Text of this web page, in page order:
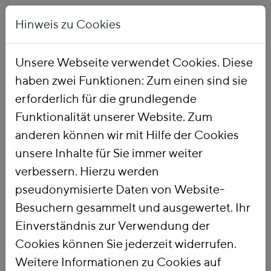
Startseite Publikationen
Titel
Reform der
Begünstigung der
Industrie bei der
Hinweis zu Cookies
Unsere Webseite verwendet Cookies. Diese
haben zwei Funktionen: Zum einen sind sie
erforderlich für die grundlegende
Funktionalität unserer Website. Zum
anderen können wir mit Hilfe der Cookies
unsere Inhalte für Sie immer weiter
verbessern. Hierzu werden
pseudonymisierte Daten von Website-
Besuchern gesammelt und ausgewertet. Ihr
Einverständnis zur Verwendung der
Cookies können Sie jederzeit widerrufen.
Weitere Informationen zu Cookies auf